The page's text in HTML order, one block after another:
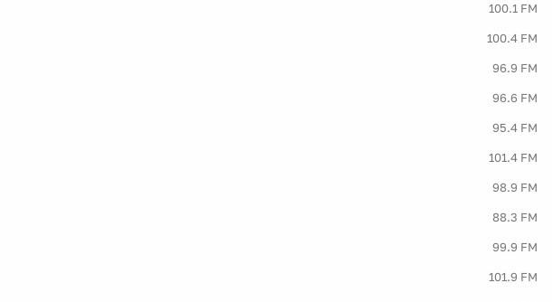
100.1 FM
100.4 FM
96.9 FM
96.6 FM
95.4 FM
101.4 FM
98.9 FM
88.3 FM
99.9 FM
101.9 FM